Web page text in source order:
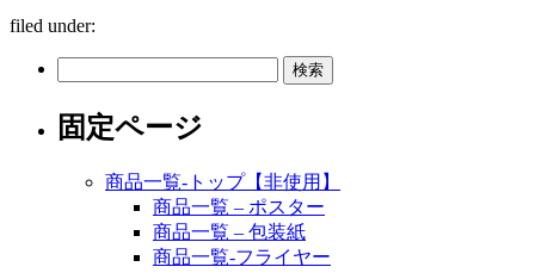
filed under:
固定ページ
商品一覧-トップ【非使用】
商品一覧 – ポスター
商品一覧 – 包装紙
商品一覧-フライヤー